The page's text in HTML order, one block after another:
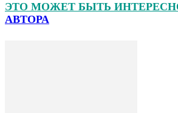
ЭТО МОЖЕТ БЫТЬ
АВТОРА